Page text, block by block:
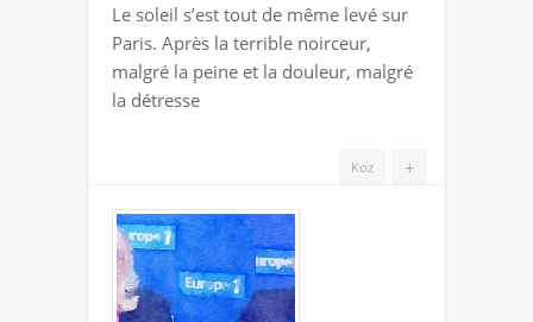
VOULONS-
NOUS
SAUVER
Le soleil s’est tout de même levé sur
Paris. Après la terrible noirceur,
malgré la peine et la douleur, malgré
la détresse
+
Koz